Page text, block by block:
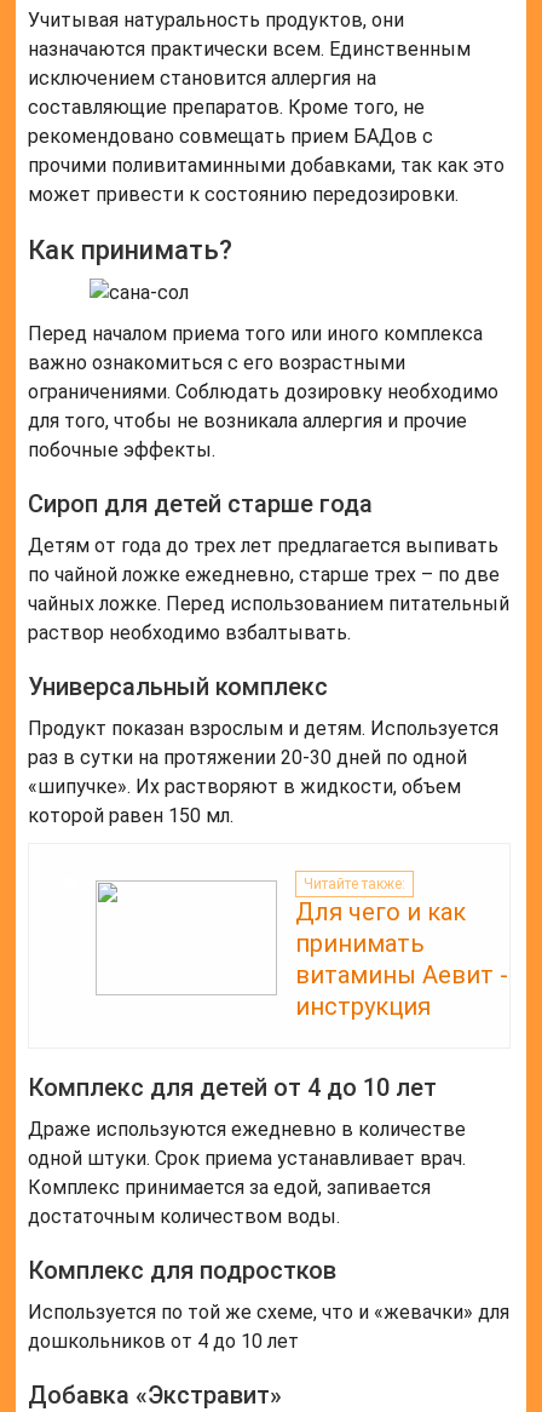
Учитывая натуральность продуктов, они
назначаются практически всем. Единственным
исключением становится аллергия на
составляющие препаратов. Кроме того, не
рекомендовано совмещать прием БАДов с
прочими поливитаминными добавками, так как это
может привести к состоянию передозировки.
Как принимать?
Перед началом приема того или иного комплекса
важно ознакомиться с его возрастными
ограничениями. Соблюдать дозировку необходимо
для того, чтобы не возникала аллергия и прочие
побочные эффекты.
Сироп для детей старше года
Детям от года до трех лет предлагается выпивать
по чайной ложке ежедневно, старше трех – по две
чайных ложке. Перед использованием питательный
раствор необходимо взбалтывать.
Универсальный комплекс
Продукт показан взрослым и детям. Используется
раз в сутки на протяжении 20-30 дней по одной
«шипучке». Их растворяют в жидкости, объем
которой равен 150 мл.
Читайте также:
Для чего и как
принимать
витамины Аевит -
инструкция
Комплекс для детей от 4 до 10 лет
Драже используются ежедневно в количестве
одной штуки. Срок приема устанавливает врач.
Комплекс принимается за едой, запивается
достаточным количеством воды.
Комплекс для подростков
Используется по той же схеме, что и «жевачки» для
дошкольников от 4 до 10 лет
Добавка «Экстравит»